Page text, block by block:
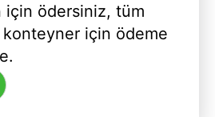
için ödersiniz, tüm
için ödeme